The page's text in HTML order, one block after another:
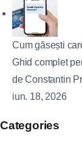
Cum găsești
Ghid complet
de Constantin
iun. 18, 2026
Categories